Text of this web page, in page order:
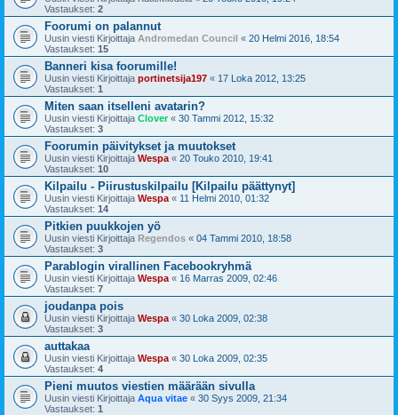
Vastaukset: 2
Foorumi on palannut
Uusin viesti Kirjoittaja Andromedan Council « 20 Helmi 2016, 18:54
Vastaukset: 15
Banneri kisa foorumille!
Uusin viesti Kirjoittaja portinetsija197 « 17 Loka 2012, 13:25
Vastaukset: 1
Miten saan itselleni avatarin?
Uusin viesti Kirjoittaja Clover« 30 Tammi 2012, 15:32
Vastaukset: 3
Foorumin päivitykset ja muutokset
Uusin viesti Kirjoittaja Wespa « 20 Touko 2010, 19:41
Vastaukset: 10
Kilpailu - Piirustuskilpailu [Kilpailu päättynyt]
Uusin viesti Kirjoittaja Wespa « 11 Helmi 2010, 01:32
Vastaukset: 14
Pitkien puukkojen yö
Uusin viesti Kirjoittaja Regendos « 04 Tammi 2010, 18:58
Vastaukset: 3
Parablogin virallinen Facebookryhmä
Uusin viesti Kirjoittaja Wespa « 16 Marras 2009, 02:46
Vastaukset: 7
joudanpa pois
Uusin viesti Kirjoittaja Wespa « 30 Loka 2009, 02:38
Vastaukset: 3
auttakaa
Uusin viesti Kirjoittaja Wespa « 30 Loka 2009, 02:35
Vastaukset: 4
Pieni muutos viestien määrään sivulla
Uusin viesti Kirjoittaja Aqua vitae « 30 Syys 2009, 21:34
Vastaukset: 1